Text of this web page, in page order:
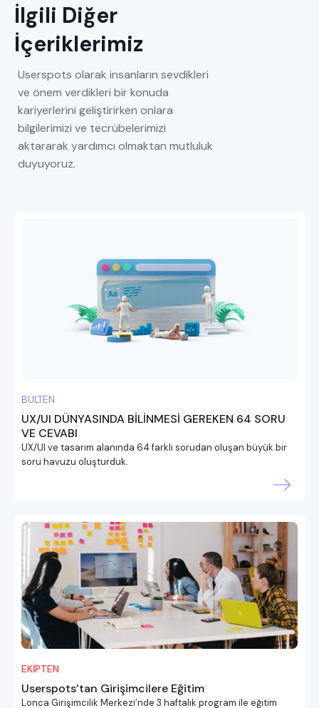
İlgili Diğer
İçeriklerimiz
Userspots olarak insanların sevdikleri
ve önem verdikleri bir konuda
kariyerlerini geliştirirken onlara
bilgilerimizi ve tecrübelerimizi
aktararak yardımcı olmaktan mutluluk
duyuyoruz.
BÜLTEN
UX/UI DÜNYASINDA BİLİNMESİ GEREKEN 64 SORU
VE CEVABI
UX/UI ve tasarım alanında 64 farklı sorudan oluşan büyük bir
soru havuzu oluşturduk.
EKİPTEN
Userspots’tan Girişimcilere Eğitim
Lonca Girişimcilik Merkezi’nde 3 haftalık program ile eğitim